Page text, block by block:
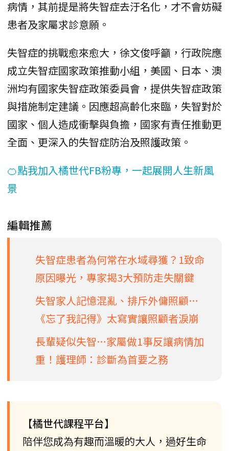
病情，其前提是將失智症去汙名化，才不會妨礙
患者及家屬求診意願。
失智症的挑戰愈來愈大，徐文俊呼籲，行政院應
成立失智症國家政策推動小組，美國、日本、澳
洲均有國家失智症政策委員會，提供失智症政策
與措施制定建議。因應超高齡化來臨，失智對於
國家、個人造成衝擊與負擔，國家有責任推動更
全面、更深入的失智症防治及照護政策。
🍊點我加入橘世代FB粉專，一起展開人生新風
景
編輯推薦
失智症患者為何常在水域尋獲？1致命
原因曝光，專家揭3大預防走失關鍵
失智家人記憶混亂、排斥外傭照顧…
《忘了我記得》太寫實讓照顧者淚崩
長輩疑似失智…家屬做1事反讓病情加
重！護理師：診斷為首要之務
【橘世代課程平台】
陪伴您成為有趣而溫暖的大人，過好生命